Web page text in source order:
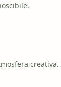
creativa.